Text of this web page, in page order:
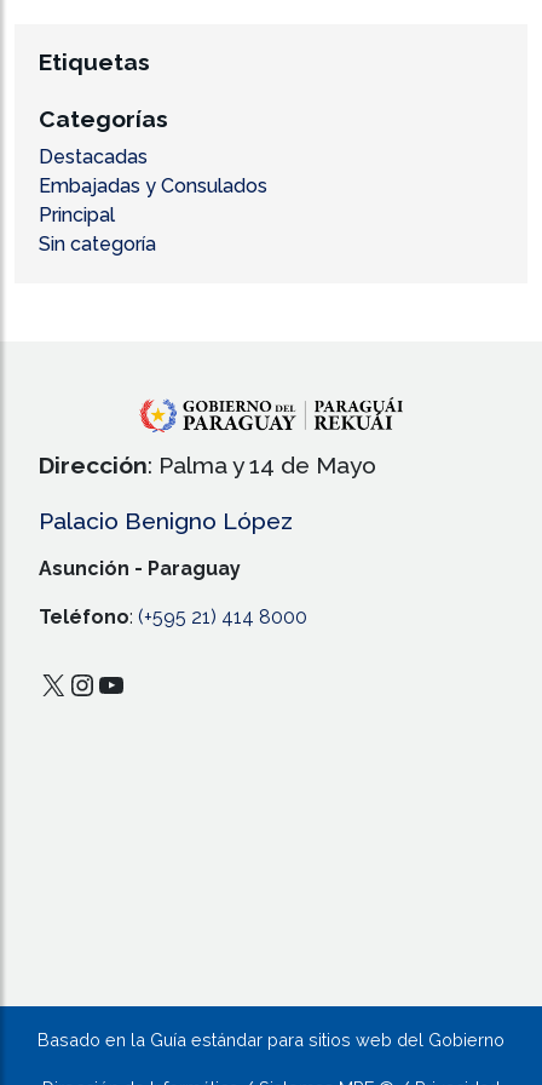
Etiquetas
Categorías
Destacadas
Embajadas y Consulados
Principal
Sin categoría
Dirección: Palma y 14 de Mayo
Palacio Benigno López
Asunción - Paraguay
Teléfono: (+595 21) 414 8000
X Instagram
YouTube
Basado en la Guía estándar para sitios web del Gobierno